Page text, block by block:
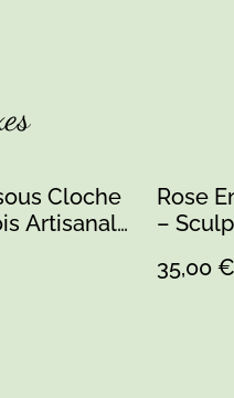
Cloche
Artisanale
Rose
–
35,00 €